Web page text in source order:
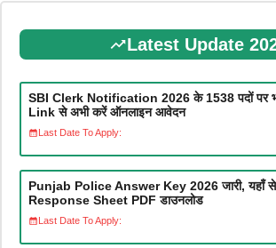
Latest Update
SBI Clerk Notification 2026 के 1538 पदों पर
Link से अभी करें ऑनलाइन आवेदन
Last Date To Apply:
Punjab Police Answer Key 2026 जारी, यहाँ
Response Sheet PDF डाउनलोड
Last Date To Apply: